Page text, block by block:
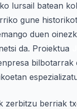
lursail batean
gune
duen
da. Proiektua
bilbotarrak
zerbitzu berriak